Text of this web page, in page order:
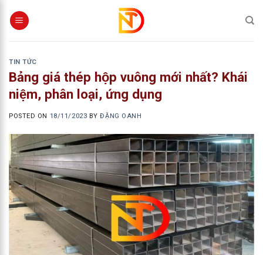
TIN TỨC
Bảng giá thép hộp vuông mới nhất? Khái
niệm, phân loại, ứng dụng
POSTED ON 18/11/2023 BYĐẶNG OANH